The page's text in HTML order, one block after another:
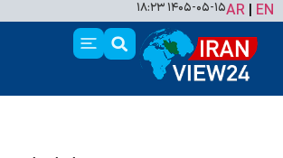
AR | EN ۱۴۰۵-۰۵-۱۵ ۱۸:۲۳